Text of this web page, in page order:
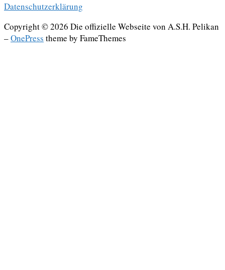
Datenschutzerklärung
Copyright © 2026 Die offizielle Webseite von A.S.H. Pelikan
–OnePress theme by FameThemes